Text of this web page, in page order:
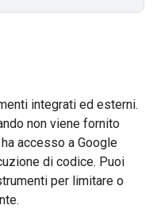
integrati ed esterni.
non viene fornito
accesso a Google
di codice. Puoi
per limitare o